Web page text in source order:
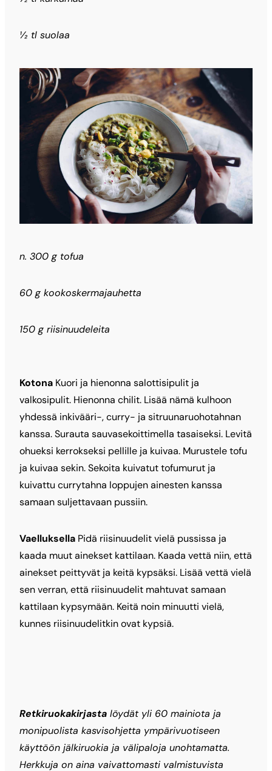
½ tl suolaa
n. 300 g tofua
60 g kookoskermajauhetta
150 g riisinuudeleita
Kotona Kuori ja hienonna salottisipulit ja
valkosipulit. Hienonna chilit. Lisää nämä kulhoon
yhdessä inkivääri-, curry- ja sitruunaruohotahnan
kanssa. Surauta sauvasekoittimella tasaiseksi. Levitä
ohueksi kerrokseksi pellille ja kuivaa. Murustele tofu
ja kuivaa sekin. Sekoita kuivatut tofumurut ja
kuivattu currytahna loppujen ainesten kanssa
samaan suljettavaan pussiin.
Vaelluksella Pidä riisinuudelit vielä pussissa ja
kaada muut ainekset kattilaan. Kaada vettä niin, että
ainekset peittyvät ja keitä kypsäksi. Lisää vettä vielä
sen verran, että riisinuudelit mahtuvat samaan
kattilaan kypsymään. Keitä noin minuutti vielä,
kunnes riisinuudelitkin ovat kypsiä.
Retkiruokakirjasta löydät yli 60 mainiota ja
monipuolista kasvisohjetta ympärivuotiseen
käyttöön jälkiruokia ja välipaloja unohtamatta.
Herkkuja on aina vaivattomasti valmistuvista